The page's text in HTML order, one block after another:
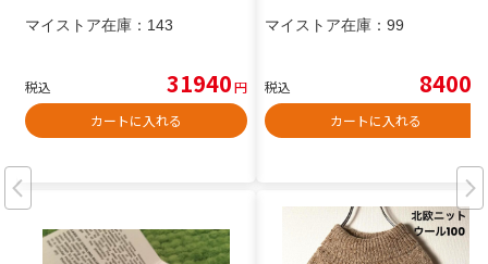
マイストア在庫： 143
税込 31940円
カートに入れる
マイストア在庫： 99
税込 8400
カートに入れる